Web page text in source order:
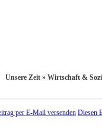
Unsere Zeit » Wirtschaft &
Diesen